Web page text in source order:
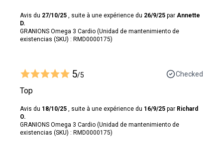
Avis du 27/10/25 , suite à une expérience du 26/9/25 par Annette
D.
GRANIONS Omega 3 Cardio (Unidad de mantenimiento de
existencias (SKU) : RMD0000175)
5/5 Checked
Top
Avis du 18/10/25 , suite à une expérience du 16/9/25 par Richard
O.
GRANIONS Omega 3 Cardio (Unidad de mantenimiento de
existencias (SKU) : RMD0000175)